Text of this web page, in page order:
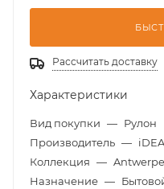
Рассчитать доставку
Характеристики
Вид покупки — Рулон
Производитель —
Коллекция —
Назначение —